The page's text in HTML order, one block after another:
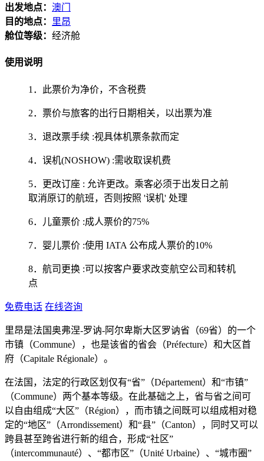
出发地点： 澳门
目的地点：
里昂
舱位等级： 经济舱
使用说明
1．此票价为净价，不含税费
2．票价与旅客的出行日期相关，以出票为准
3．退改票手续 :视具体机票条款而定
4．误机(NOSHOW) :需收取误机费
5．更改订座 : 允许更改。乘客必须于出发日之前
取消原订的航班，否则按照 '误机' 处理
6．儿童票价 :成人票价的75%
7．婴儿票价 :使用 IATA 公布成人票价的10%
8．航司更换 :可以按客户要求改变航空公司和转机
点
免费电话 在线咨询
里昂是法国奥弗涅-罗讷-阿尔卑斯大区罗讷省（69省）的一个
市镇（Commune），也是该省的省会（Préfecture）和大区首
府（Capitale Régionale）。
在法国，法定的行政区划仅有“省”（Département）和“市镇”
（Commune）两个基本等级。在此基础之上，省与省之间可
以自由组成“大区”（Région），而市镇之间既可以组成相对稳
定的“地区”（Arrondissement）和“县”（Canton），同时又可以
跨县甚至跨省进行新的组合，形成“社区”
（intercommunauté）、“都市区”（Unité Urbaine）、“城市圈”